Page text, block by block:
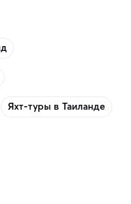
Яхт-туры в Таиланде